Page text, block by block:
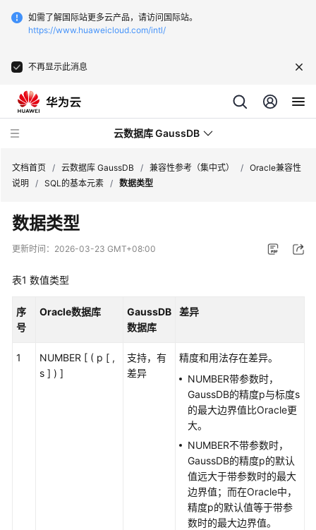
如需了解国际站更多云产品，请访问国际站。
https://www.huaweicloud.com/intl/
不再显示此消息
云数据库 GaussDB
最
新
动
务
文档首页 / 云数据库 GaussDB / 兼容性参考（集中式） / Oracle兼容性
说明
/ SQL的基本元素 / 数据类型
数据类型
更新时间： 2026-03-23 GMT+08:00
表1 数值类型
序
号
Oracle数据库
GaussDB
数据库
差异
1
NUMBER [ ( p [ ,
s ] ) ]
支持，有
差异
精度和用法存在差异。
NUMBER带参数时，
GaussDB的精度p与标度s
的最大边界值比Oracle更
大。
NUMBER不带参数时，
GaussDB的精度p的默认
值远大于带参数时的最大
边界值；而在Oracle中，
精度p的默认值等于带参
数时的最大边界值。